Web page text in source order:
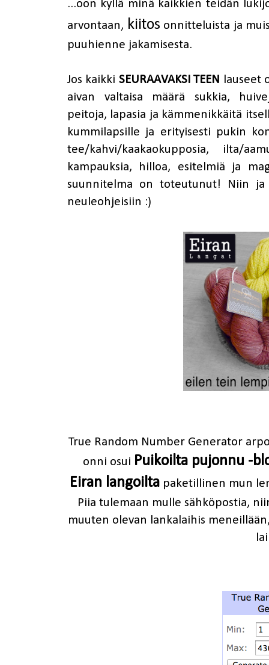
...oon kyllä minä kaikkien teidän
arvontaan, kiitos onnitteluista ja
puuhienne jakamisesta.
Jos kaikki SEURAAVAKSI TEEN lauseet
aivan valtaisa määrä sukkia,
peitoja, lapasia ja kämmenikkäitä
kummilapsille ja erityisesti pukin
tee/kahvi/kaakaokupposia, ilta/
kampauksia, hilloa, esitelmiä ja
suunnitelma on toteutunut! Niin ja
neuleohjeisiin :)
True Random Number Generator
onni osui Puikoilta pujonnu -
Eiran langoiltapaketillinen mun
Piia tulemaan mulle sähköpostia,
muuten olevan lankalaihis